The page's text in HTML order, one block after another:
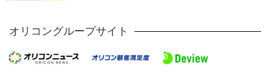
オリコングループサイト